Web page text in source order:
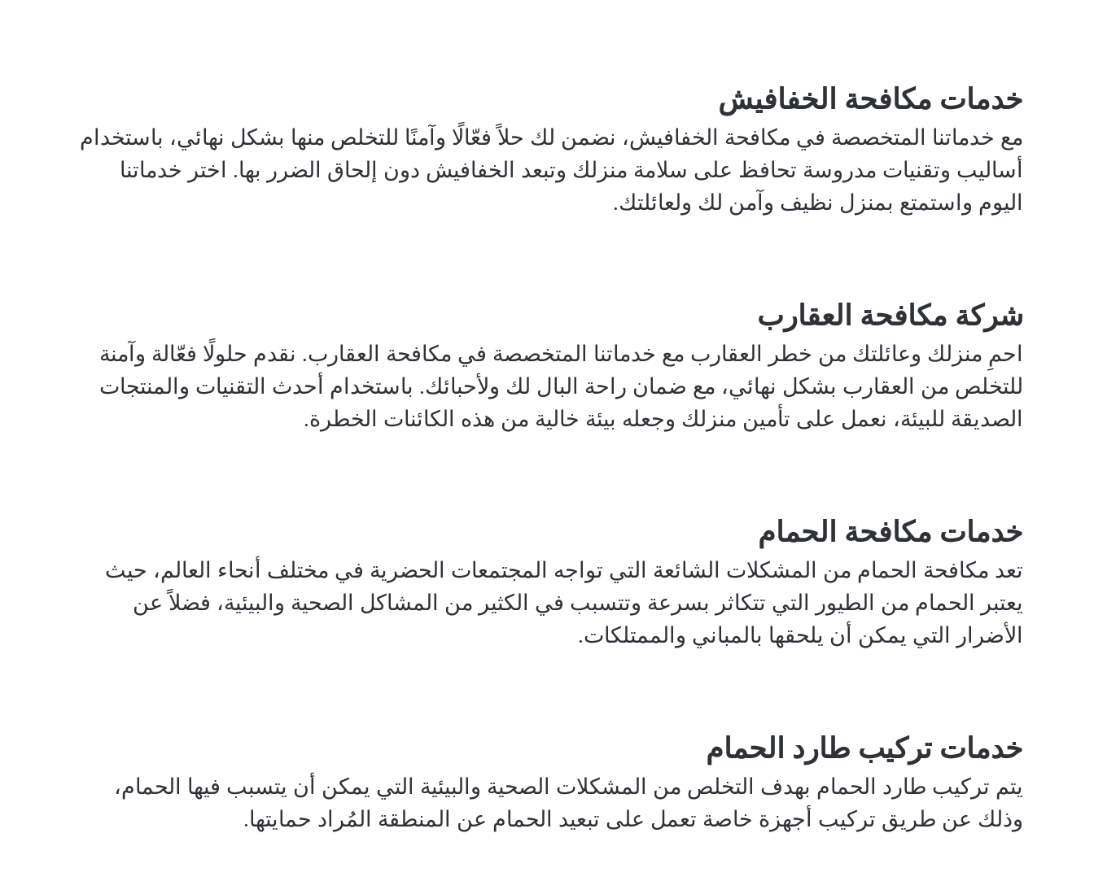
خدمات مكافحة الخفافيش
مع خدماتنا المتخصصة في مكافحة الخفافيش، نضمن لك حلاً فعّالًا وآمنًا للتخلص منها بشكل نهائي، باستخدام
أساليب وتقنيات مدروسة تحافظ على سلامة منزلك وتبعد الخفافيش دون إلحاق الضرر بها. اختر خدماتنا
اليوم واستمتع بمنزل نظيف وآمن لك ولعائلتك.
شركة مكافحة العقارب
احمِ منزلك وعائلتك من خطر العقارب مع خدماتنا المتخصصة في مكافحة العقارب. نقدم حلولًا فعّالة وآمنة
للتخلص من العقارب بشكل نهائي، مع ضمان راحة البال لك ولأحبائك. باستخدام أحدث التقنيات والمنتجات
الصديقة للبيئة، نعمل على تأمين منزلك وجعله بيئة خالية من هذه الكائنات الخطرة.
خدمات مكافحة الحمام
تعد مكافحة الحمام من المشكلات الشائعة التي تواجه المجتمعات الحضرية في مختلف أنحاء العالم، حيث
يعتبر الحمام من الطيور التي تتكاثر بسرعة وتتسبب في الكثير من المشاكل الصحية والبيئية، فضلاً عن
الأضرار التي يمكن أن يلحقها بالمباني والممتلكات.
خدمات تركيب طارد الحمام
يتم تركيب طارد الحمام بهدف التخلص من المشكلات الصحية والبيئية التي يمكن أن يتسبب فيها الحمام،
وذلك عن طريق تركيب أجهزة خاصة تعمل على تبعيد الحمام عن المنطقة المُراد حمايتها.